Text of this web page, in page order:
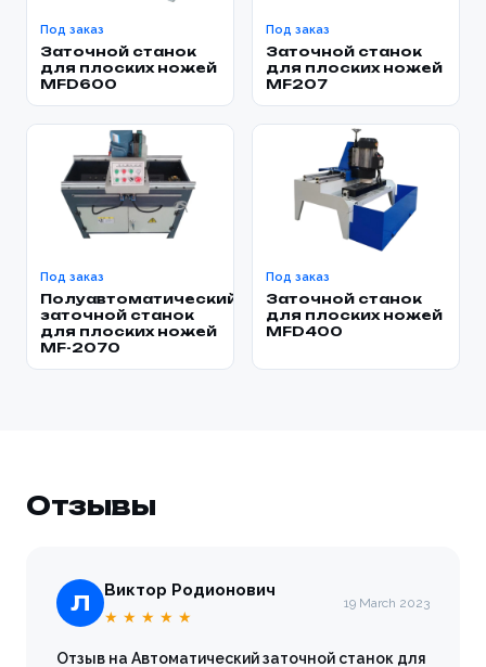
Под заказ
Заточной станок
для плоских ножей
MFD600
Под заказ
Заточной станок
для плоских ножей
MF207
Под заказ
Полуавтоматический
заточной станок
для плоских ножей
MF-2070
Под заказ
Заточной станок
для плоских ножей
MFD400
Отзывы
Л
Виктор Родионович
★ ★ ★ ★ ★
19 March 2023
Отзыв на Автоматический заточной станок для